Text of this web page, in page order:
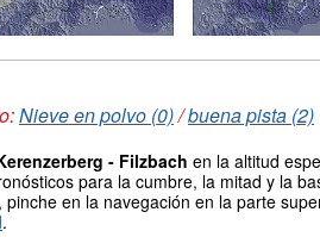
Nieve en polvo (0)/buena pista (2)
- Filzbach en la altitud
para la cumbre, la mitad y la
en la navegación en la parte
.